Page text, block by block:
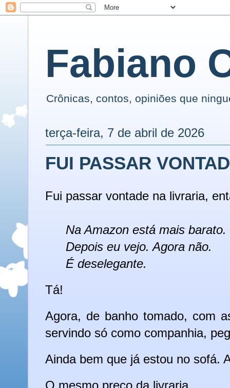
Fabiano
Crônicas, contos, opiniões que
terça-feira, 7 de abril de 2026
FUI PASSAR
Fui passar vontade na livraria,
Na Amazon está mais barato.
Depois eu vejo. Agora não.
É deselegante.
Tá!
Agora, de banho tomado, com
servindo só como companhia,
Ainda bem que já estou no sofá.